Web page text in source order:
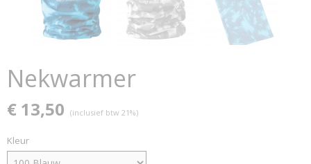
Nekwarmer
€ 13,50 (inclusief btw 21%)
Kleur